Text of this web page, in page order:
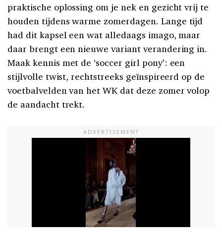
praktische oplossing om je nek en gezicht vrij te
houden tijdens warme zomerdagen. Lange tijd
had dit kapsel een wat alledaags imago, maar
daar brengt een nieuwe variant verandering in.
Maak kennis met de ‘soccer girl pony’: een
stijlvolle twist, rechtstreeks geïnspireerd op de
voetbalvelden van het WK dat deze zomer volop
de aandacht trekt.